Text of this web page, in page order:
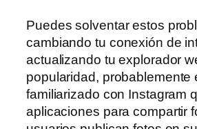
Puedes solventar estos
cambiando tu conexión de
actualizando tu explorador
popularidad, probablemente
familiarizado con Instagram
aplicaciones para compartir